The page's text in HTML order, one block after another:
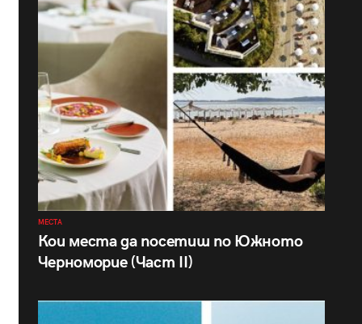
МЕСТА
Кои места да посетиш по Южното
Черноморие (Част II)